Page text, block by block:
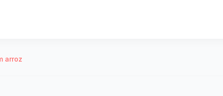
arroz